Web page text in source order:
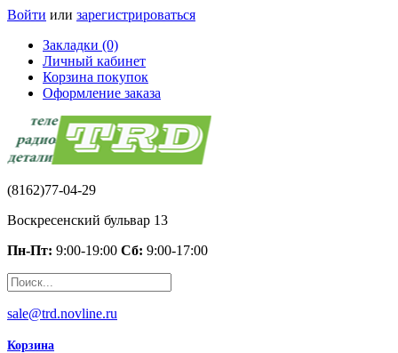
Войти или зарегистрироваться
Закладки (0)
Личный кабинет
Корзина покупок
Оформление заказа
(8162)77-04-29
Воскресенский бульвар 13
Пн-Пт: 9:00-19:00 Сб: 9:00-17:00
sale@trd.novline.ru
Корзина